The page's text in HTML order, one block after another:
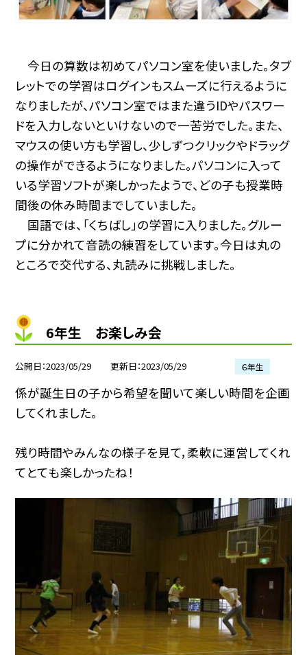
今日の算数は初めてパソコン室を使いました。タブ
レットでの学習はログインもスムーズに行えるように
なりましたが、パソコン室ではまた違うIDやパスワー
ドを入力しないといけないので一苦労でした。また、
マウスの使い方も学習し、少しずつクリックやドラッグ
の操作ができるようになりました。パソコンに入って
いる学習ソフトが楽しかったようで、どの子も授業時
間後の休み時間までしていました。
国語では、「くちばし」の学習に入りました。グルー
プに分かれて音読の練習をしています。今日は丸の
ところで交代する、丸読みに挑戦しました。
6年生 お楽しみ会
公開日 2023/05/29 更新日 2023/05/29 ６年生
係が誕生日の子から希望を聞いて楽しい時間を企画
してくれました。
残り時間やみんなの様子を見て，柔軟に運営してくれ
てとても楽しかったね！